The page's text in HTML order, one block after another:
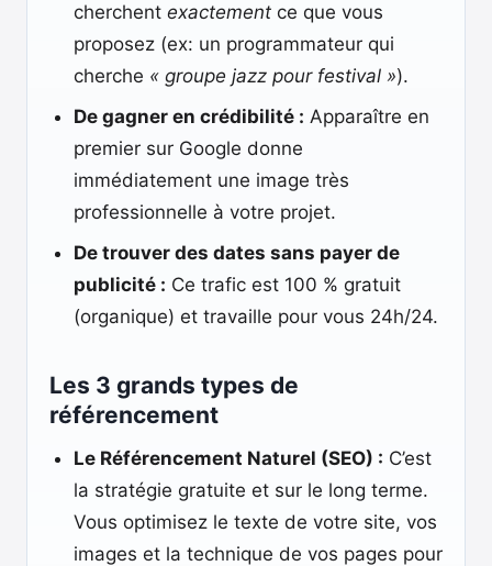
cherchent exactement ce que vous
proposez (ex: un programmateur qui
cherche « groupe jazz pour festival »).
De gagner en crédibilité : Apparaître en
premier sur Google donne
immédiatement une image très
professionnelle à votre projet.
De trouver des dates sans payer de
publicité : Ce trafic est 100 % gratuit
(organique) et travaille pour vous 24h/24.
Les 3 grands types de
référencement
Le Référencement Naturel (SEO) : C’est
la stratégie gratuite et sur le long terme.
Vous optimisez le texte de votre site, vos
images et la technique de vos pages pour